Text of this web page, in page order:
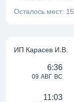
Осталось мест: 15
ИП Карасев И.В.
09 АВГ ВС
6:36
11:03